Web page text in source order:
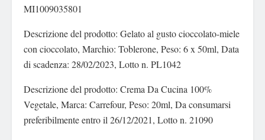
MI1009035801
Descrizione del prodotto: Gelato al gusto cioccolato-miele
con cioccolato, Marchio: Toblerone, Peso: 6 x 50ml, Data
di scadenza: 28/02/2023, Lotto n. PL1042
Descrizione del prodotto: Crema Da Cucina 100%
Vegetale, Marca: Carrefour, Peso: 20ml, Da consumarsi
preferibilmente entro il 26/12/2021, Lotto n. 21090